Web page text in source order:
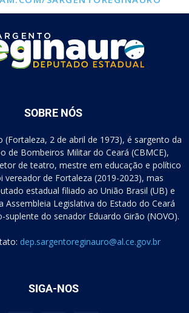
SOBRE NÓS
(Fortaleza, 2 de abril de 1973), é sargento da
de Bombeiros Militar do Ceará (CBMCE),
de teatro, mestre em educação e político
vereador de Fortaleza (2019-2023), mas
estadual filiado ao União Brasil (UB) e
Assembleia Legislativa do Estado do Ceará
suplente do senador Eduardo Girão (NOVO).
dep.sargentoreginauro@al.ce.gov.br
SIGA-NOS